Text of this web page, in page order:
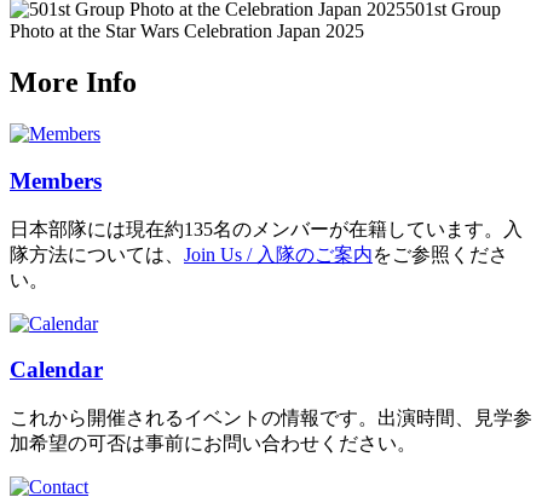
501st Group
Photo at the Star Wars Celebration Japan 2025
More Info
Members
日本部隊には現在約135名のメンバーが在籍しています。入
隊方法については、 Join Us / 入隊のご案内をご参照くださ
い。
Calendar
これから開催されるイベントの情報です。出演時間、見学参
加希望の可否は事前にお問い合わせください。